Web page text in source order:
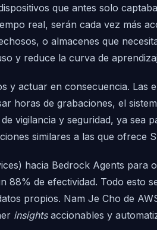
que antes solo
real, serán cada vez más
o almacenes que
y reduce la curva de
actuar en consecuencia. Las
horas de grabaciones, el
vigilancia y seguridad, ya sea
similares a las que ofrece
hacia Bedrock Agents para
de efectividad. Todo esto
propios. Nam Je Cho de
insightsaccionables y